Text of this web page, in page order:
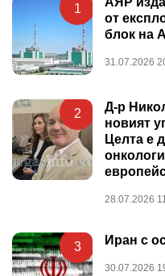
1
от
блок на
31.07.2026
2
Д-р
новият
Целта е
28.07.2026
3 Иран с
30.07.2026